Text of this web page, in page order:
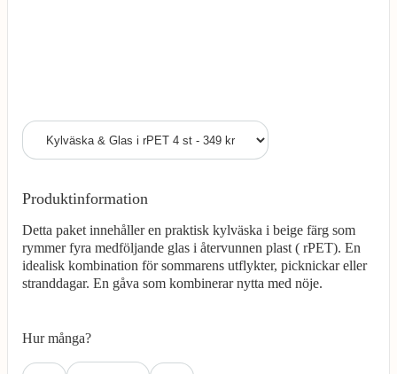
Produktinformation
Detta paket innehåller en praktisk kylväska i beige färg som
rymmer fyra medföljande glas i återvunnen plast ( rPET). En
idealisk kombination för sommarens utflykter, picknickar eller
stranddagar. En gåva som kombinerar nytta med nöje.
Hur många?